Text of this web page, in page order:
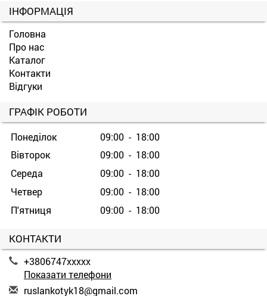
ІНФОРМАЦІЯ
Головна
Про нас
Каталог
Контакти
Відгуки
ГРАФІК РОБОТИ
Понеділок
09:00 - 18:00
Вівторок
09:00 - 18:00
Середа
09:00 - 18:00
Четвер
09:00 - 18:00
П'ятниця
09:00 - 18:00
КОНТАКТИ
+3806747xxxxx
Показати телефони
ruslankotyk18@gmail.com